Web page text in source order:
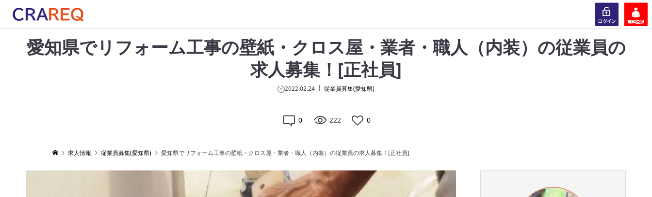
ログイン会員登録
愛知県でリフォーム工事の壁紙・クロス屋・業者・職人（内装）の従業員の
求人募集！[正社員]
2022.02.24 従業員募集(愛知県)
0 222 0
求人情報 従業員募集(愛知県) 愛知県でリフォーム工事の壁紙・クロス屋・業者・職人（内装）の従業員の求人募集！[正社員]